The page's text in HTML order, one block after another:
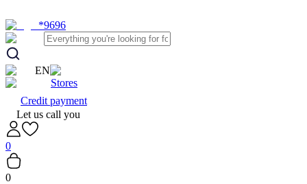
*9696
EN
Stores
Credit payment
Let us call you
0
0